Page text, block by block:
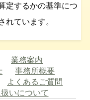
定するかの基準につ
ています。
業務案内
事務所概要
よくあるご質問
いについて